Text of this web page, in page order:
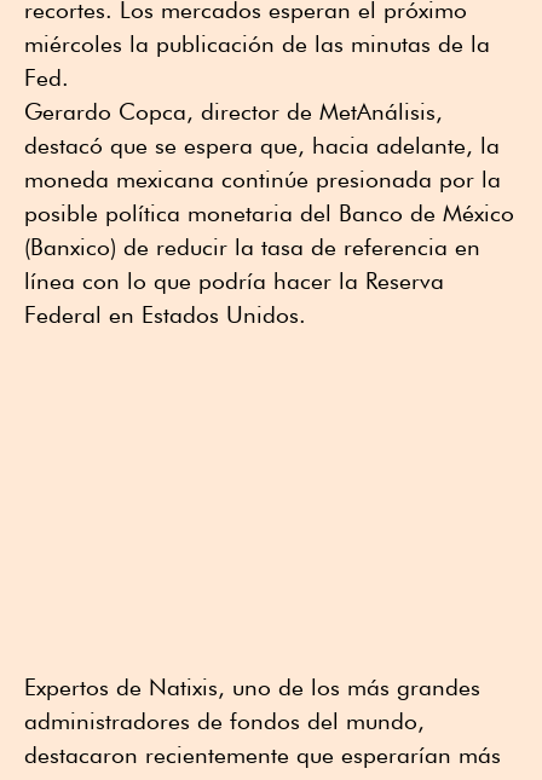
recortes. Los mercados esperan el próximo
miércoles la publicación de las minutas de la
Fed.
Gerardo Copca, director de MetAnálisis,
destacó que se espera que, hacia adelante, la
moneda mexicana continúe presionada por la
posible política monetaria del Banco de México
(Banxico) de reducir la tasa de referencia en
línea con lo que podría hacer la Reserva
Federal en Estados Unidos.
Expertos de Natixis, uno de los más grandes
administradores de fondos del mundo,
destacaron recientemente que esperarían más